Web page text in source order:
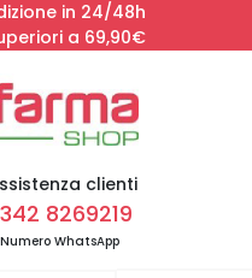
in 24/48h
a 69,90€
clienti
342 8269219
Numero WhatsApp